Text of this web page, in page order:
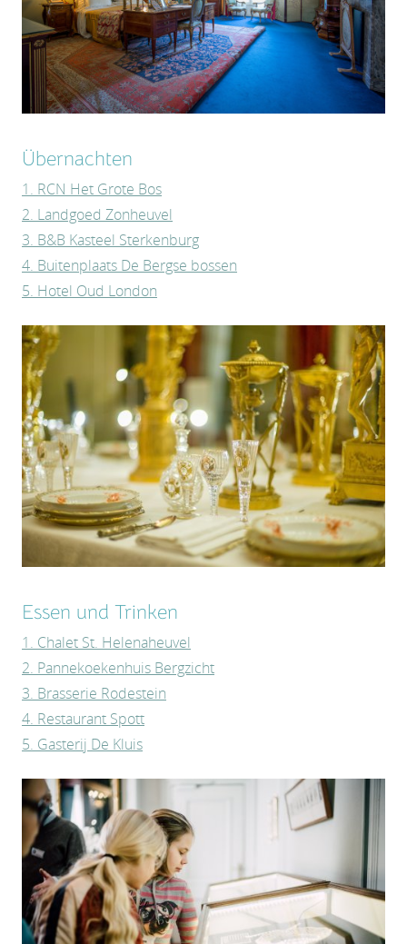
Übernachten
1. RCN Het Grote Bos
2. Landgoed Zonheuvel
3. B&B Kasteel Sterkenburg
4. Buitenplaats De Bergse bossen
5. Hotel Oud London
Essen und Trinken
1. Chalet St. Helenaheuvel
2. Pannekoekenhuis Bergzicht
3. Brasserie Rodestein
4. Restaurant Spott
5. Gasterij De Kluis